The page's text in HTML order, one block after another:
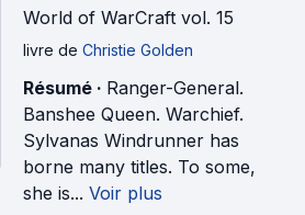
World of WarCraft vol. 15
livre de Christie Golden
Résumé · Ranger-General.
Banshee Queen. Warchief.
Sylvanas Windrunner has
borne many titles. To some,
she is... Voir plus